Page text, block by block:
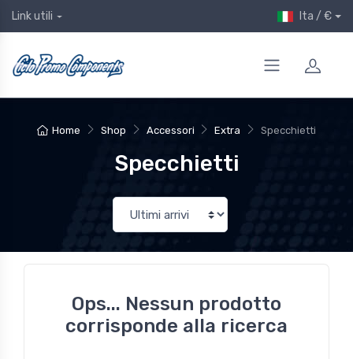
Link utili Ita / €
Home Shop Accessori Extra Specchietti
Specchietti
Ops... Nessun prodotto
corrisponde alla ricerca